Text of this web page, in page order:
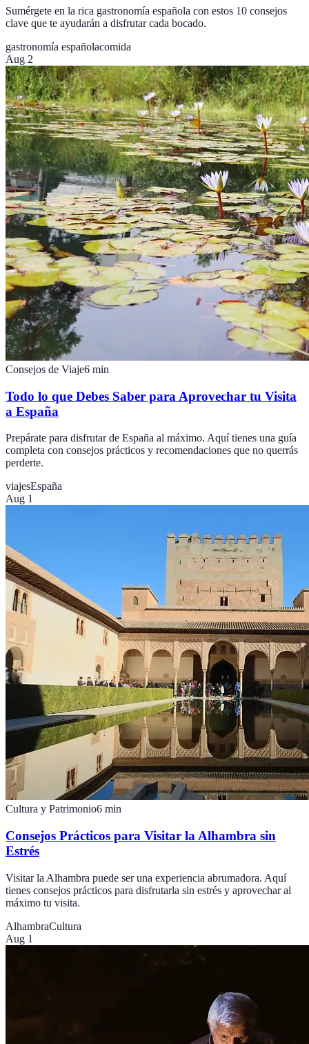
Sumérgete en la rica gastronomía española con estos 10 consejos
clave que te ayudarán a disfrutar cada bocado.
gastronomía españolacomida
Aug 2
Consejos de Viaje6 min
Todo lo que Debes Saber para Aprovechar tu Visita
a España
Prepárate para disfrutar de España al máximo. Aquí tienes una guía
completa con consejos prácticos y recomendaciones que no querrás
perderte.
viajesEspaña
Aug 1
Cultura y Patrimonio6 min
Consejos Prácticos para Visitar la Alhambra sin
Estrés
Visitar la Alhambra puede ser una experiencia abrumadora. Aquí
tienes consejos prácticos para disfrutarla sin estrés y aprovechar al
máximo tu visita.
AlhambraCultura
Aug 1